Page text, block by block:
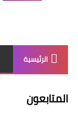
الرئيسية
المتابعون